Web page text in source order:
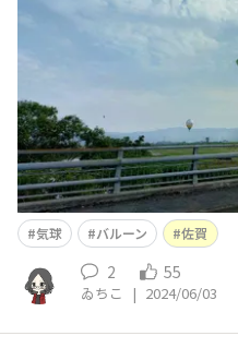
気球 バルーン 佐賀
2 55
ゐちこ | 2024/06/03